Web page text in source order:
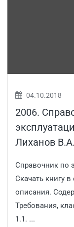
04.10.2018
2006.
Лиханов
Справочник по
Скачать книгу
описания.
Требования,
1.1. ...